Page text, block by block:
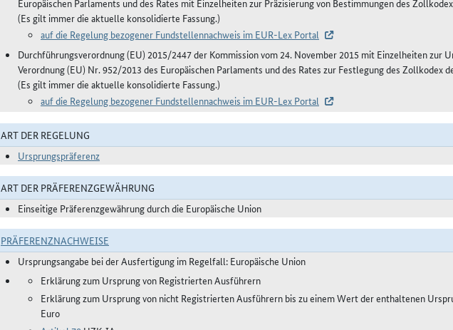
Europäischen Parlaments und des Rates mit Einzelheiten zur Präzisierung von Bestimmungen des
(Es gilt immer die aktuelle konsolidierte Fassung.)
auf die Regelung bezogener Fundstellennachweis im EUR-Lex Portal
Durchführungsverordnung (EU) 2015/2447 der Kommission vom 24. November 2015 mit Einzelheiten zur
Verordnung (EU) Nr. 952/2013 des Europäischen Parlaments und des Rates zur Festlegung des Zollkodex
(Es gilt immer die aktuelle konsolidierte Fassung.)
auf die Regelung bezogener Fundstellennachweis im EUR-Lex Portal
ART DER REGELUNG
Ursprungspräferenz
ART DER PRÄFERENZGEWÄHRUNG
Einseitige Präferenzgewährung durch die Europäische Union
PRÄFERENZNACHWEISE
Ursprungsangabe bei der Ausfertigung im Regelfall: Europäische Union
Erklärung zum Ursprung von Registrierten Ausführern
Erklärung zum Ursprung von nicht Registrierten Ausführern bis zu einem Wert der enthaltenen
Euro